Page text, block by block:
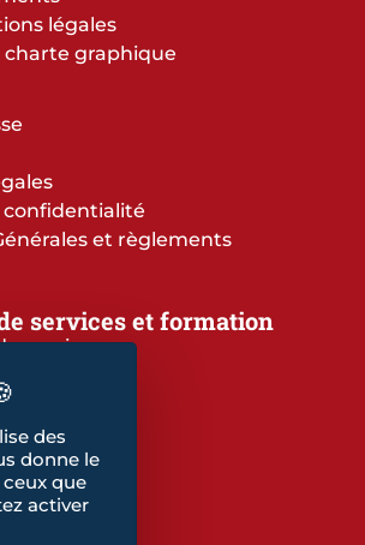
légales
charte graphique
et règlements
services et formation
services
formation
formation
des
donne le
que
activer